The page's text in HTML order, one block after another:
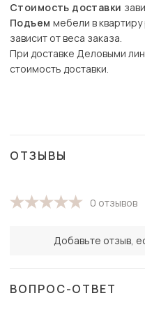
Стоимость доставки
Подъем мебели в
зависит от веса заказа.
При доставке Деловыми
стоимость доставки.
ОТЗЫВЫ
0 отзывов
Добавьте отзыв,
ВОПРОС-ОТВЕТ